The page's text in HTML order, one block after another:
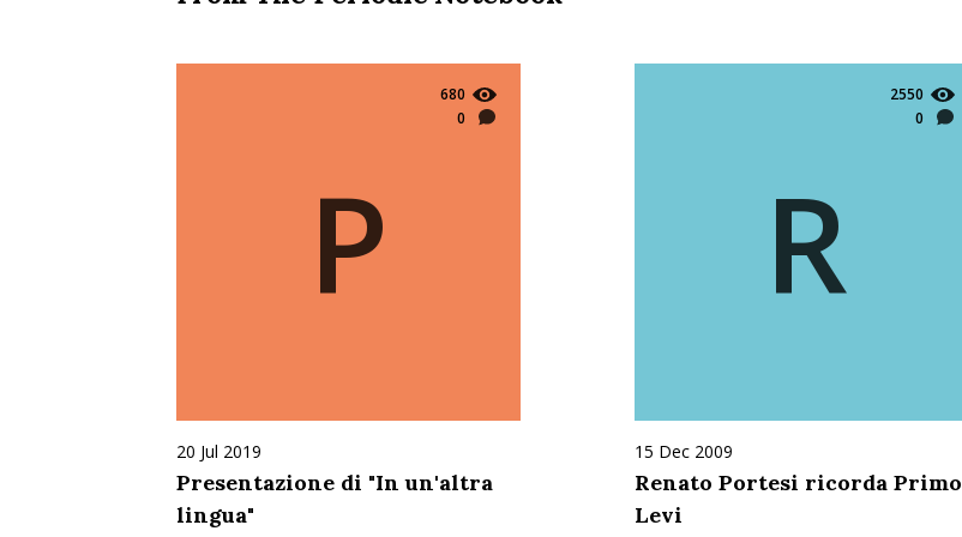
680
0
P
20 Jul 2019
Presentazione di "In un'altra
lingua"
2550
0
R
15 Dec 2009
Renato Portesi ricorda Primo
Levi